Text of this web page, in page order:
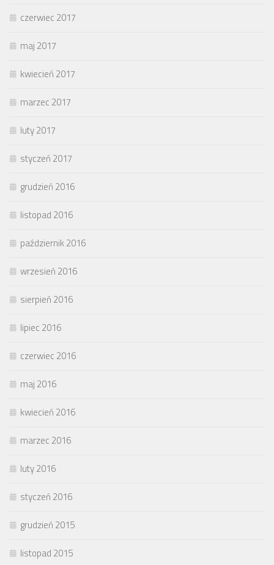
czerwiec 2017
maj 2017
kwiecień 2017
marzec 2017
luty 2017
styczeń 2017
grudzień 2016
listopad 2016
październik 2016
wrzesień 2016
sierpień 2016
lipiec 2016
czerwiec 2016
maj 2016
kwiecień 2016
marzec 2016
luty 2016
styczeń 2016
grudzień 2015
listopad 2015